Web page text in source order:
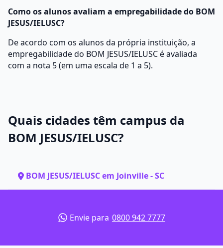
Como os alunos avaliam a empregabilidade do BOM
JESUS/IELUSC?
De acordo com os alunos da própria instituição, a
empregabilidade do BOM JESUS/IELUSC é avaliada
com a nota 5 (em uma escala de 1 a 5).
Quais cidades têm campus da
BOM JESUS/IELUSC?
BOM JESUS/IELUSC em Joinville - SC
Envie para 0800 942 7777